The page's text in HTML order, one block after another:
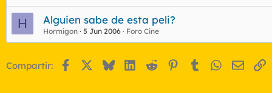
H Alguien sabe de esta peli?
Hormigon 5 Jun 2006 Foro Cine
Compartir: FacebookBlueskyLinkedIn
Reddit Pinterest
Tumblr WhatsApp
Email